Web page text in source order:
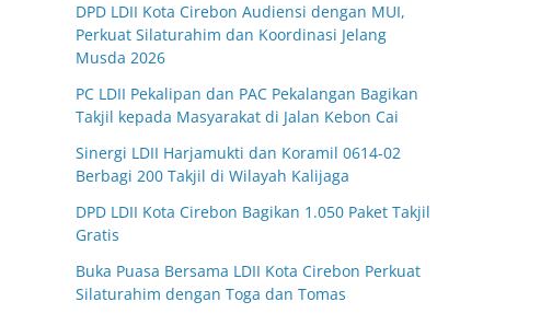
DPD LDII Kota Cirebon Audiensi dengan MUI,
Perkuat Silaturahim dan Koordinasi Jelang
Musda 2026
PC LDII Pekalipan dan PAC Pekalangan Bagikan
Takjil kepada Masyarakat di Jalan Kebon Cai
Sinergi LDII Harjamukti dan Koramil 0614-02
Berbagi 200 Takjil di Wilayah Kalijaga
DPD LDII Kota Cirebon Bagikan 1.050 Paket Takjil
Gratis
Buka Puasa Bersama LDII Kota Cirebon Perkuat
Silaturahim dengan Toga dan Tomas